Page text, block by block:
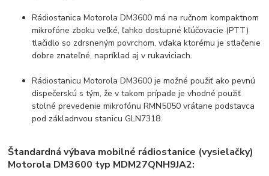
Rádiostanica Motorola DM3600 má na ručnom kompaktnom
mikrofóne zboku veľké, ľahko dostupné kľúčovacie (PTT)
tlačidlo so zdrsneným povrchom, vďaka ktorému je stlačenie
dobre znateľné, napríklad aj v rukaviciach.
Rádiostanicu Motorola DM3600 je možné použiť ako pevnú
dispečerskú s tým, že v takom prípade je vhodné použiť
stolné prevedenie mikrofónu RMN5050 vrátane podstavca
pod základnvou stanicu GLN7318.
Štandardná výbava mobilné rádiostanice (vysielačky)
Motorola DM3600 typ MDM27QNH9JA2: